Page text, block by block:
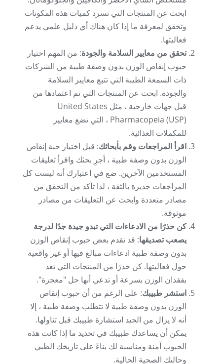
ابحث عن المنتجات التي تسرد كميات هذه المكونات
وتحقق لمعرفة ما إذا كان هناك أي دليل علمي يدعم
فعاليتها.
تحقق من معايير السلامة والجودة: من المهم اختيار
حبوب إنقاص الوزن بدون وصفة طبية من الشركات
ذات السمعة الطيبة التي تتبع معايير السلامة
والجودة. ابحث عن المنتجات التي تم اعتمادها من
قبل جهات خارجية ، مثل United States
Pharmacopeia (USP) ، التي تضع معايير
للمكملات الغذائية.
اقرأ المراجعات وقم بأبحاثك: قبل اختيار حبة إنقاص
الوزن بدون وصفة طبية ، أجرِ بحثك واقرأ تعليقات
المستخدمين الآخرين. ضع في اعتبارك أنه ليست كل
المراجعات جديرة بالثقة ، لذا تأكد من التحقق من
مصادر متعددة وابحث عن التعليقات من مصادر
موثوقة.
كن حذرًا من الادعاءات التي تبدو جيدة جدًا لدرجة
يصعب تصديقها: قد تقدم بعض حبوب إنقاص الوزن
بدون وصفة طبية ادعاءات مبالغ فيها أو غير واقعية
حول فعاليتها. كن حذرًا من المنتجات التي تعد
بفقدان الوزن بسرعة أو تدعي أنها حل "معجزة".
استشر طبيبك: على الرغم من أن حبوب إنقاص
الوزن بدون وصفة طبية لا تتطلب وصفة طبية ، إلا
أنه لا يزال من الجيد استشارة طبيبك قبل تناولها.
يمكن أن يساعدك طبيبك في تحديد ما إذا كانت هذه
الحبوب آمنة ومناسبة لك بناءً على تاريخك الطبي
وحالتك الصحية الحالية.